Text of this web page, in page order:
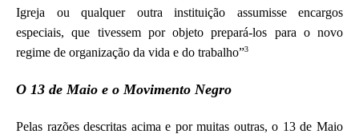
Igreja ou qualquer outra instituição assumisse encargos
especiais, que tivessem por objeto prepará-los para o novo
regime de organização da vida e do trabalho”3
O 13 de Maio e o Movimento Negro
Pelas razões descritas acima e por muitas outras, o 13 de Maio